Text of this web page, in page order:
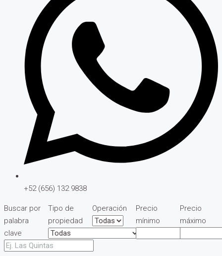
+52 (656) 132 9838
Buscar por
palabra
clave
Tipo de
propiedad
Operación
Precio
mínimo
Precio
máximo